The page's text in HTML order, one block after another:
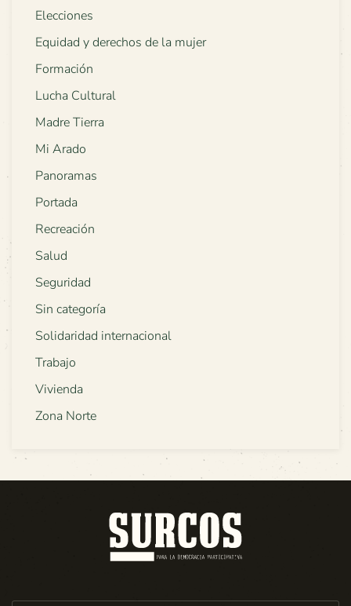
Elecciones
Equidad y derechos de la mujer
Formación
Lucha Cultural
Madre Tierra
Mi Arado
Panoramas
Portada
Recreación
Salud
Seguridad
Sin categoría
Solidaridad internacional
Trabajo
Vivienda
Zona Norte